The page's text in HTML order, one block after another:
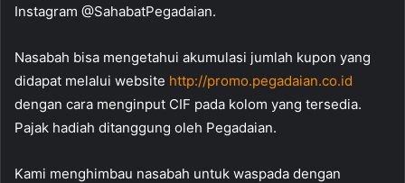
Instagram @SahabatPegadaian.
Nasabah bisa mengetahui akumulasi jumlah kupon yang
didapat melalui website http://promo.pegadaian.co.id
dengan cara menginput CIF pada kolom yang tersedia.
Pajak hadiah ditanggung oleh Pegadaian.
Kami menghimbau nasabah untuk waspada dengan